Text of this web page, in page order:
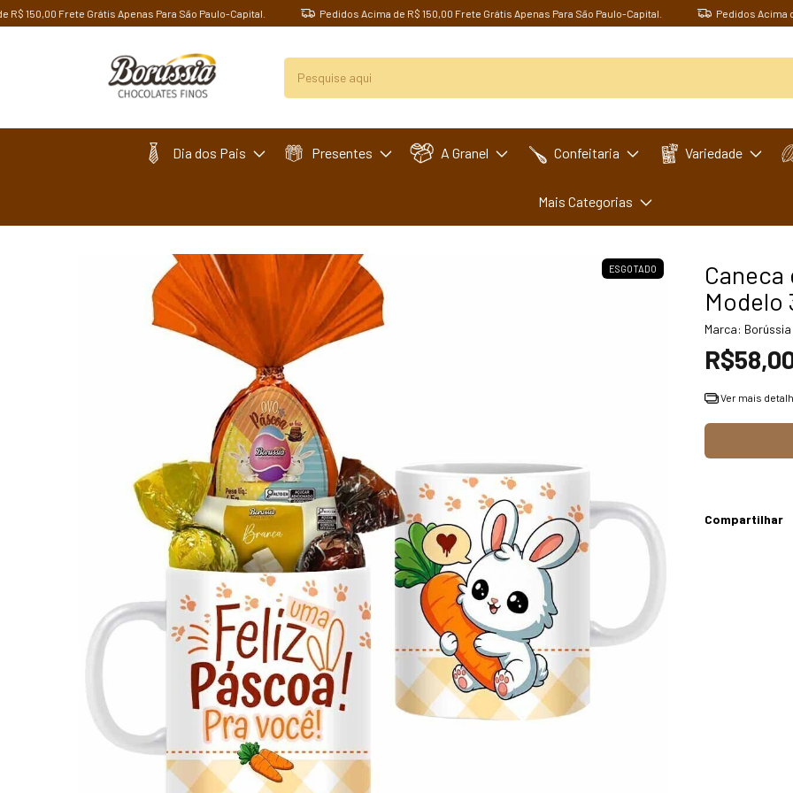
Frete Grátis Apenas Para São Paulo-Capital. Pedidos Acima de R$ 150,00 Frete Grátis Apenas Para São Paulo-Capital. Pedidos Acima de
Dia dos Pais Presentes A Granel Confeitaria Variedade
Mais Categorias
ESGOTADO
Modelo
Marca:
Ver mais
Compartilhar